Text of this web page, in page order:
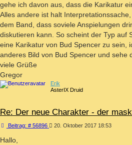
gehe ich davon aus, dass die Karikatur
Alles andere ist halt
dem Band, dass soviele Anspielungen
diskutieren kann. So scheint der Typ auf
eine Karikatur von Bud Spencer zu sein,
anderes Bild von Bud Spencer und sehe
viele Grüße
Gregor
Erik
AsterIX Druid
Re: Der neue Charakter - der
Beitrag: # 56896Beitrag
20. Oktober 2017 18:53
Hallo,